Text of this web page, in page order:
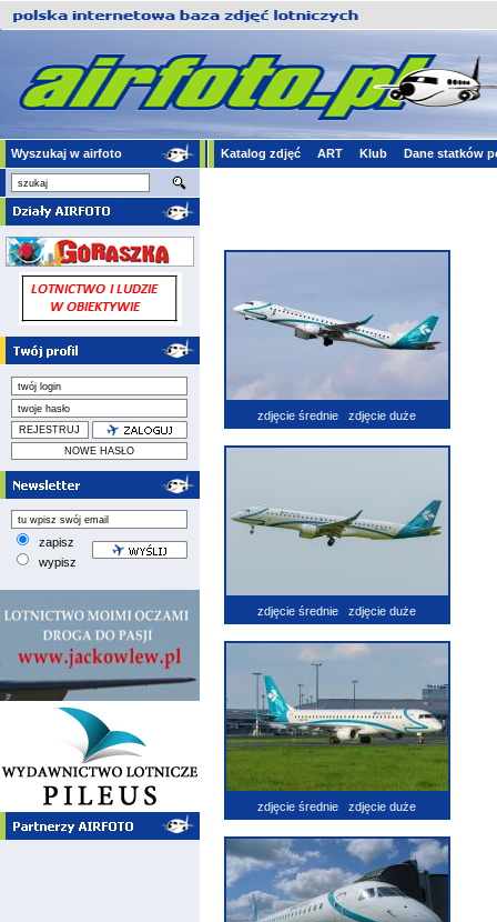
Wyszukaj w airfoto Katalog zdjęć ART Klub Dane statków
zapisz
wypisz
zdjęcie średnie zdjęcie duże
zdjęcie średnie zdjęcie duże
zdjęcie średnie zdjęcie duże